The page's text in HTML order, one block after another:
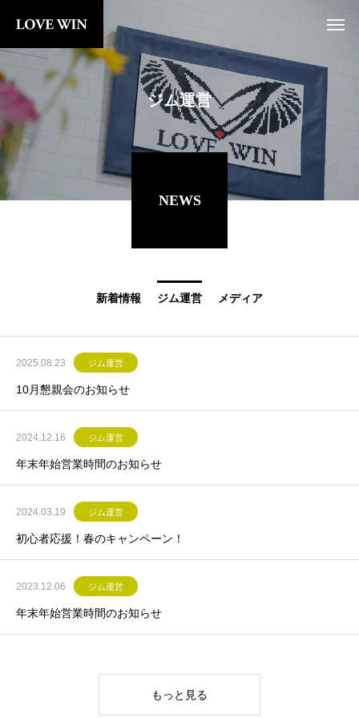
ジム運営
NEWS
新着情報 ジム運営 メディア
2025.08.23 ジム運営
10月懇親会のお知らせ
2024.12.16 ジム運営
年末年始営業時間のお知らせ
2024.03.19 ジム運営
初心者応援！春のキャンペーン！
2023.12.06 ジム運営
年末年始営業時間のお知らせ
もっと見る